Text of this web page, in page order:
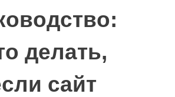
делать,
сайт